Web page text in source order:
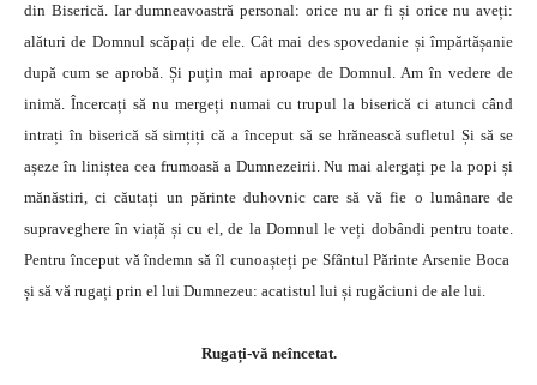
din Biserică. Iar dumneavoastră personal: orice nu ar fi și orice nu aveți:
alături de Domnul scăpați de ele. Cât mai des spovedanie și împărtășanie
după cum se aprobă. Și puțin mai aproape de Domnul. Am în vedere de
inimă. Încercați să nu mergeți numai cu trupul la biserică ci atunci când
intrați în biserică să simțiți că a început să se hrănească sufletul Și să se
așeze în liniștea cea frumoasă a Dumnezeirii. Nu mai alergați pe la popi și
mănăstiri, ci căutați un părinte duhovnic care să vă fie o lumânare de
supraveghere în viață și cu el, de la Domnul le veți dobândi pentru toate.
Pentru început vă îndemn să îl cunoașteți pe Sfântul Părinte Arsenie Boca
și să vă rugați prin el lui Dumnezeu: acatistul lui și rugăciuni de ale lui.
Rugați-vă neîncetat.